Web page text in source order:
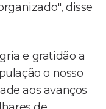
disse
e gratidão a
o nosso
aos avanços